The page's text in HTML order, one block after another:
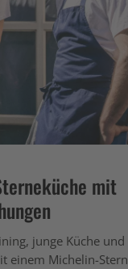
mit
junge Küche und
einem Michelin-Stern